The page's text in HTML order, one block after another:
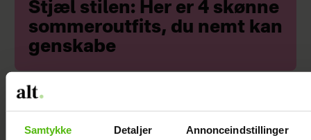
Samtykke Detaljer Annonceindstillinger
Stjæl stilen: Her er 4 skønne
sommeroutfits, du nemt kan
genskabe